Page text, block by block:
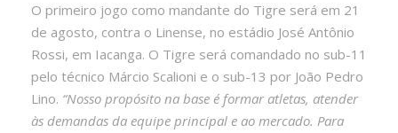
O primeiro jogo como mandante do Tigre será em 21
de agosto, contra o Linense, no estádio José Antônio
Rossi, em Iacanga. O Tigre será comandado no sub-11
pelo técnico Márcio Scalioni e o sub-13 por João Pedro
Lino. “Nosso propósito na base é formar atletas, atender
às demandas da equipe principal e ao mercado. Para